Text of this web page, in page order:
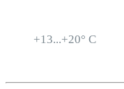
+13...+20° C